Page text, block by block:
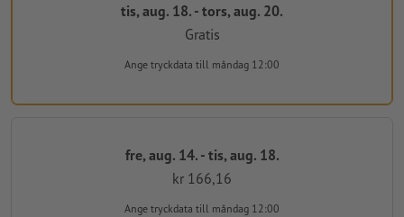
tis, aug. 18. - tors, aug. 20.
Gratis
Ange tryckdata till måndag 12:00
fre, aug. 14. - tis, aug. 18.
kr 166,16
Ange tryckdata till måndag 12:00